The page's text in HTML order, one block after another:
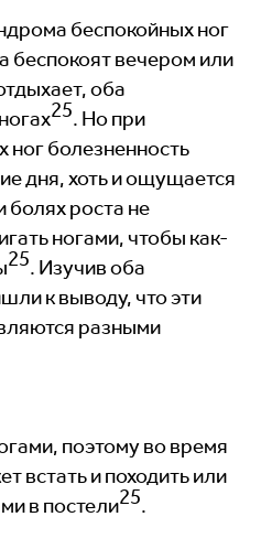
беспокойных ног
беспокоят вечером или
оба
25. Но при
ног болезненность
дня, хоть и ощущается
болях роста не
ногами, чтобы как-
25. Изучив оба
к выводу, что эти
разными
поэтому во время
встать и походить или
в постели25.